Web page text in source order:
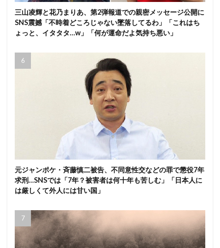
三山凌輝と花乃まりあ、第2弾報道での親密メッセージ公開に
SNS震撼「不時着どころじゃない墜落してるわ」「これはち
ょっと、イタタタ…w」「何が運命だよ気持ち悪い」
元ジャンポケ・斉藤慎二被告、不同意性交などの罪で懲役7年
求刑…SNSでは「7年？被害者は何十年も苦しむ」「日本人に
は厳しくて外人には甘い国」